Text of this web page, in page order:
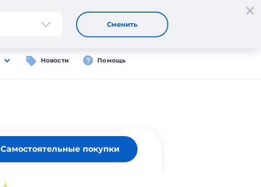
Регистрация
Новости Помощь
Сменить
Самостоятельные покупки